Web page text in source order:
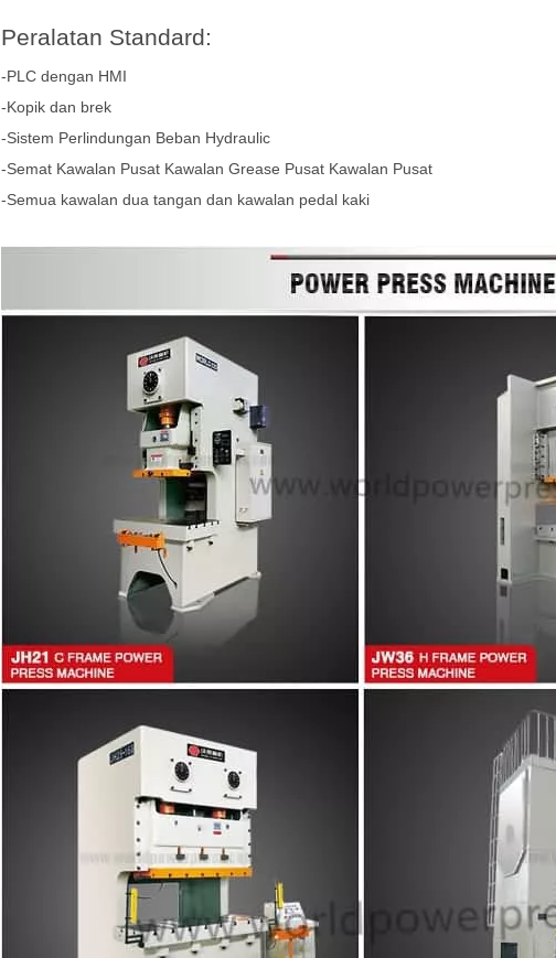
Peralatan Standard:
-PLC dengan HMI
-Kopik dan brek
-Sistem Perlindungan Beban Hydraulic
-Semat Kawalan Pusat Kawalan Grease Pusat Kawalan Pusat
-Semua kawalan dua tangan dan kawalan pedal kaki